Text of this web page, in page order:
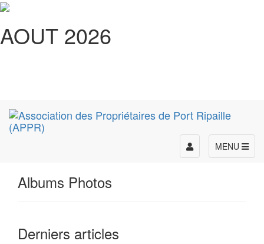
AOUT 2026
MENU
Toggle
navigation
Albums Photos
Derniers articles